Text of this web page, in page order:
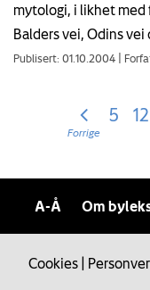
mytologi, i likhet
Balders vei, Odins vei
Publisert: 01.10.2004
Forrige
5 12
A-Å Om
Cookies